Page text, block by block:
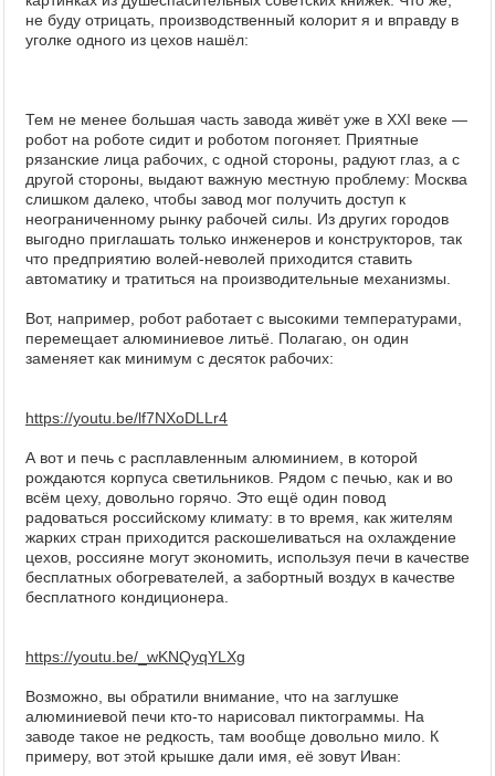
не буду отрицать, производственный колорит я и вправду в
уголке одного из цехов нашёл:
Тем не менее большая часть завода живёт уже в XXI веке —
робот на роботе сидит и роботом погоняет. Приятные
рязанские лица рабочих, с одной стороны, радуют глаз, а с
другой стороны, выдают важную местную проблему: Москва
слишком далеко, чтобы завод мог получить доступ к
неограниченному рынку рабочей силы. Из других городов
выгодно приглашать только инженеров и конструкторов, так
что предприятию волей-неволей приходится ставить
автоматику и тратиться на производительные механизмы.
Вот, например, робот работает с высокими температурами,
перемещает алюминиевое литьё. Полагаю, он один
заменяет как минимум с десяток рабочих:
https://youtu.be/lf7NXoDLLr4
А вот и печь с расплавленным алюминием, в которой
рождаются корпуса светильников. Рядом с печью, как и во
всём цеху, довольно горячо. Это ещё один повод
радоваться российскому климату: в то время, как жителям
жарких стран приходится раскошеливаться на охлаждение
цехов, россияне могут экономить, используя печи в качестве
бесплатных обогревателей, а забортный воздух в качестве
бесплатного кондиционера.
https://youtu.be/_wKNQyqYLXg
Возможно, вы обратили внимание, что на заглушке
алюминиевой печи кто-то нарисовал пиктограммы. На
заводе такое не редкость, там вообще довольно мило. К
примеру, вот этой крышке дали имя, её зовут Иван: